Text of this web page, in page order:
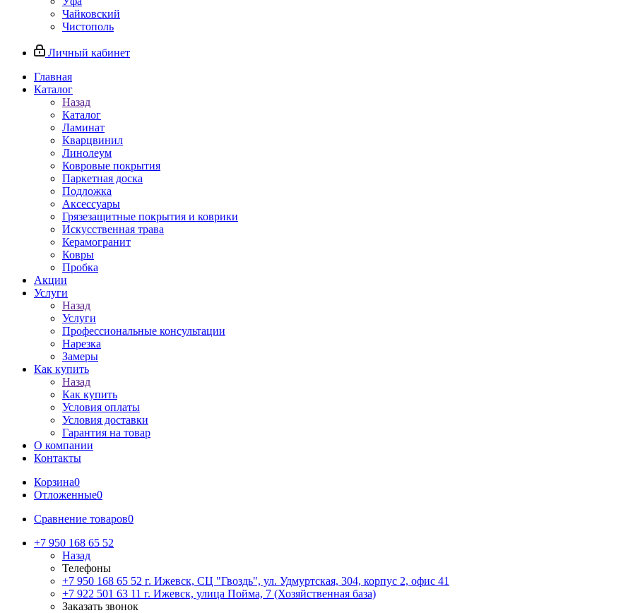
Чайковский
Чистополь
Личный кабинет
Главная
Каталог
Назад
Каталог
Ламинат
Кварцвинил
Линолеум
Ковровые покрытия
Паркетная доска
Подложка
Аксессуары
Грязезащитные покрытия и коврики
Искусственная трава
Керамогранит
Ковры
Пробка
Акции
Услуги
Назад
Услуги
Профессиональные консультации
Нарезка
Замеры
Как купить
Назад
Как купить
Условия оплаты
Условия доставки
Гарантия на товар
О компании
Контакты
Корзина0
Отложенные0
Сравнение товаров0
+7 950 168 65 52
Назад
Телефоны
+7 950 168 65 52 г. Ижевск, СЦ "Гвоздь", ул. Удмуртская, 304, корпус 2, офис 41
+7 922 501 63 11 г. Ижевск, улица Пойма, 7 (Хозяйственная база)
Заказать звонок